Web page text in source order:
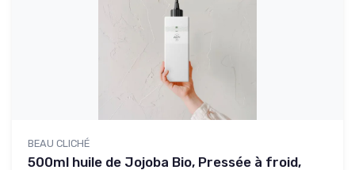
BEAU CLICHÉ
500ml huile de Jojoba Bio, Pressée à froid,